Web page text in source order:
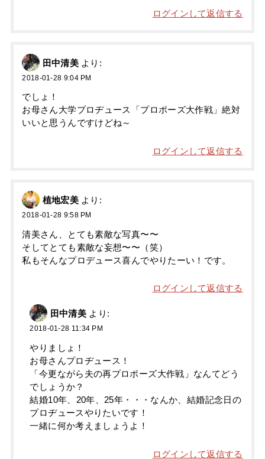
ログインして返信する
田中清美 より:
2018-01-28 9:04 PM
でしょ！
お母さん大学プロヂュース「プロポーズ大作戦」絶対
いいと思うんですけどね～
ログインして返信する
植地宏美 より:
2018-01-28 9:58 PM
清美さん、とても素敵な写真〜〜
そしてとても素敵な妄想〜〜（笑）
私もそんなプロデュース喜んでやりたーい！です。
ログインして返信する
田中清美 より:
2018-01-28 11:34 PM
やりましょ！
お母さんプロヂュース！
「今更ながら夫の再プロポーズ大作戦」なんてどう
でしょうか？
結婚10年、20年、25年・・・なんか、結婚記念日の
プロヂュースやりたいです！
一緒に何か考えましょうよ！
ログインして返信する